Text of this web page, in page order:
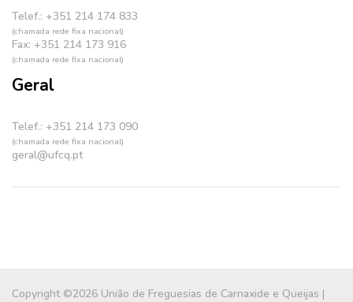
Telef.: +351 214 174 833
(chamada rede fixa nacional)
Fax: +351 214 173 916
(chamada rede fixa nacional)
Geral
Telef.: +351 214 173 090
(chamada rede fixa nacional)
geral@ufcq.pt
Copyright ©2026 União de Freguesias de Carnaxide e Queijas |